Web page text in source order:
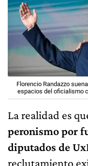
Florencio Randazzo
espacios del oficialismo
La realidad es
peronismo por
diputados de
reclutamiento